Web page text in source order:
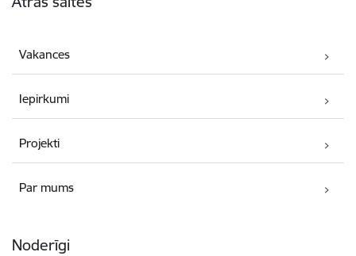
Vakances
Iepirkumi
Projekti
Par mums
Noderīgi